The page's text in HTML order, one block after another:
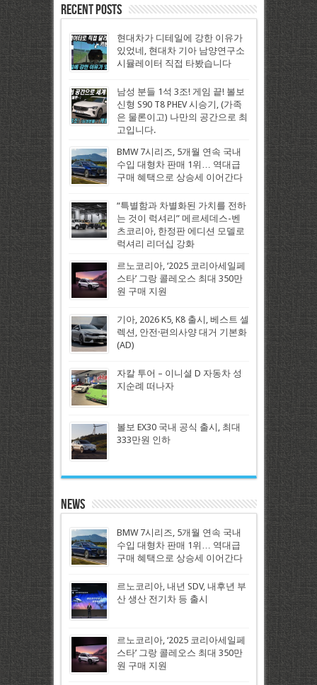
Recent Posts
현대차가 디테일에 강한 이유가
있었네, 현대차 기아 남양연구소
시뮬레이터 직접 타봤습니다
남성 분들 1석 3조! 게임 끝! 볼보
신형 S90 T8 PHEV 시승기, (가족
은 물론이고) 나만의 공간으로 최
고입니다.
BMW 7시리즈, 5개월 연속 국내
수입 대형차 판매 1위… 역대급
구매 혜택으로 상승세 이어간다
“특별함과 차별화된 가치를 전하
는 것이 럭셔리” 메르세데스-벤
츠코리아, 한정판 에디션 모델로
럭셔리 리더십 강화
르노코리아, ‘2025 코리아세일페
스타’ 그랑 콜레오스 최대 350만
원 구매 지원
기아, 2026 K5, K8 출시, 베스트 셀
렉션, 안전·편의사양 대거 기본화
(AD)
자칼 투어 – 이니셜 D 자동차 성
지순례 떠나자
볼보 EX30 국내 공식 출시, 최대
333만원 인하
News
BMW 7시리즈, 5개월 연속 국내
수입 대형차 판매 1위… 역대급
구매 혜택으로 상승세 이어간다
르노코리아, 내년 SDV, 내후년 부
산 생산 전기차 등 출시
르노코리아, ‘2025 코리아세일페
스타’ 그랑 콜레오스 최대 350만
원 구매 지원